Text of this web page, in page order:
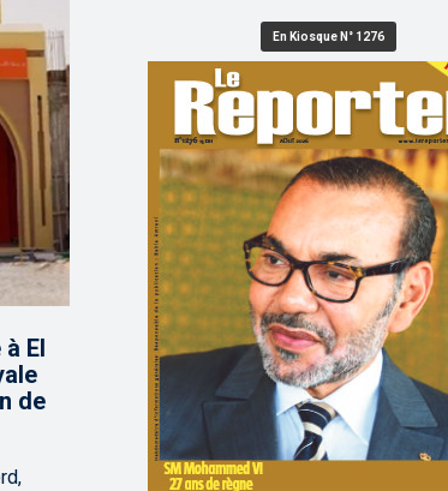
El
de
En Kiosque N° 1276